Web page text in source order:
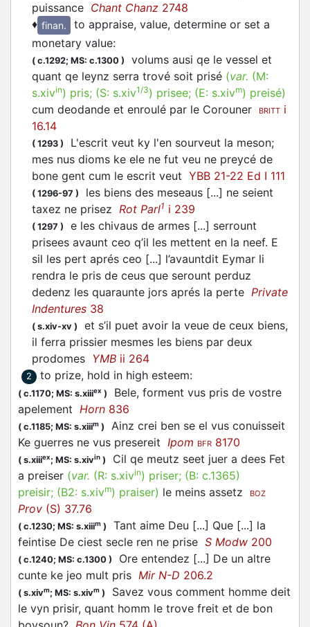
puissance Chant Chanz 2748
♦ finan.
to appraise, value, determine or set a
monetary value:
( c.1292; MS: c.1300 )
volums ausi qe le vessel et
quant qe leynz serra trové soit prisé (var. (M:
s.xivin) pris; (S: s.xiv1/3) prisee; (E: s.xivm) preisé)
cum deodande et enroulé par le Corouner
BRITT i
16.14
( 1293 )
L'escrit veut ky l'en sourveut la meson;
mes nus dioms ke ele ne fut veu ne preycé de
bone gent cum le escrit veut YBB 21-22 Ed I 111
( 1296-97 )
les biens des meseaus [...] ne seient
taxez ne prisez Rot Parl1 i 239
( 1297 )
e les chivaus de armes [...] serrount
prisees avaunt ceo q’il les mettent en la neef. E
sil les pert aprés ceo [...] l’avauntdit Eymar li
rendra le pris de ceus que serount perduz
dedenz les quaraunte jors aprés la perte Private
Indentures 38
( s.xiv-xv )
et s’il puet avoir la veue de ceux biens,
il ferra prissier mesmes les biens par deux
prodomes YMB ii 264
2 to prize, hold in high esteem:
( c.1170; MS: s.xiiiex ) Bele, forment vus pris de vostre
apelement Horn 836
( c.1185; MS: s.xiiim )
Ainz crei ben se el vus conuisseit
Ke guerres ne vus presereit Ipom BFR 8170
( s.xiiiex; MS: s.xivin )
Cil qe meutz seet juer a dees Fet
a preiser (var. (R: s.xivin) priser; (B: c.1365)
preisir; (B2: s.xivm) praiser) le meins assetz BOZ
Prov (S) 37.76
( c.1230; MS: s.xiiim )
Tant aime Deu [...] Que [...] la
feintise De ciest secle ren ne prise S Modw 200
( c.1240; MS: c.1300 )
Ore entendez [...] De un altre
cunte ke jeo mult pris Mir N-D 206.2
( s.xivm; MS: s.xivm )
Savez vous comment homme deit
le vyn prisir, quant homm le trove freit et de bon